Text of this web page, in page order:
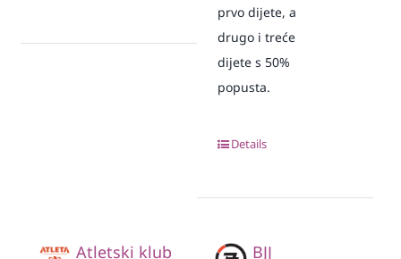
prvo dijete, a
drugo i treće
dijete s 50%
popusta.
Details
Atletski klub
BJJ